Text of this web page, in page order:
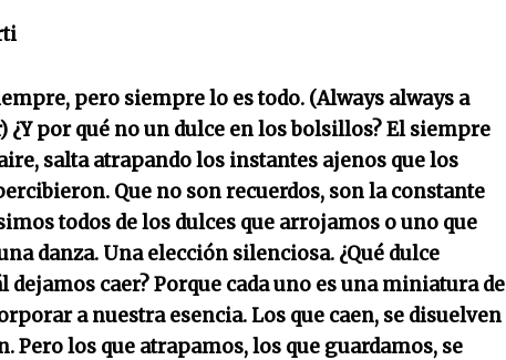
pero siempre lo es todo. (Always always a
¿Y por qué no un dulce en los bolsillos? El siempre
salta atrapando los instantes ajenos que los
Que no son recuerdos, son la constante
todos de los dulces que arrojamos o uno que
danza. Una elección silenciosa. ¿Qué dulce
dejamos caer? Porque cada uno es una miniatura de
a nuestra esencia. Los que caen, se disuelven
Pero los que atrapamos, los que guardamos, se